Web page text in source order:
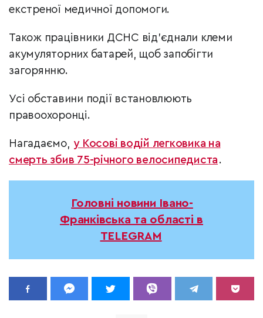
екстреної медичної допомоги.
Також працівники ДСНС від’єднали клеми
акумуляторних батарей, щоб запобігти
загорянню.
Усі обставини події встановлюють
правоохоронці.
Нагадаємо, у Косові водій легковика на
смерть збив 75-річного велосипедиста .
Головні новини Івано-
Франківська та області в
TELEGRAM